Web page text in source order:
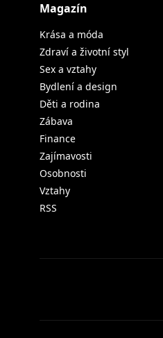
Magazín
Krása a móda
Zdraví a životní styl
Sex a vztahy
Bydlení a design
Děti a rodina
Zábava
Finance
Zajímavosti
Osobnosti
Vztahy
RSS